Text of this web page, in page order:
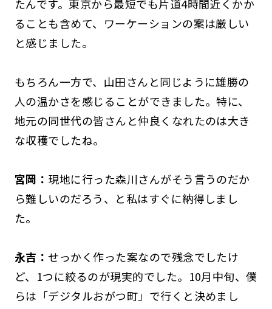
たんです。東京から最短でも片道4時間近くかか
ることも含めて、ワーケーションの案は厳しい
と感じました。
もちろん一方で、山田さんと同じように雄勝の
人の温かさを感じることができました。特に、
地元の同世代の皆さんと仲良くなれたのは大き
な収穫でしたね。
宮岡： 現地に行った森川さんがそう言うのだか
ら難しいのだろう、と私はすぐに納得しまし
た。
永吉：せっかく作った案なので残念でしたけ
ど、1つに絞るのが現実的でした。10月中旬、僕
らは「デジタルおがつ町」で行くと決めまし